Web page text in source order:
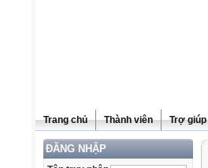
Trang chủ Thành viên Trợ giúp
ĐĂNG NHẬP